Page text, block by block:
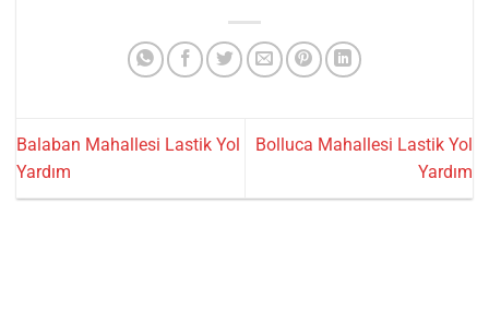
Balaban Mahallesi Lastik Yol
Yardım
Bolluca Mahallesi Lastik Yol
Yardım